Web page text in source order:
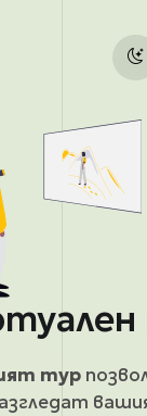
тур